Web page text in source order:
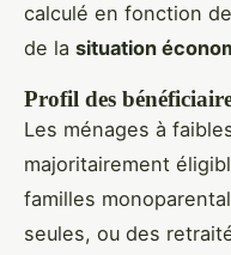
calculé en fonction
de la situation
Profil des
Les ménages à
majoritairement
familles
seules, ou des